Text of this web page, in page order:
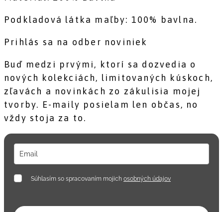
Podkladová látka maľby: 100% bavlna.
Prihlás sa na odber noviniek
Buď medzi prvými, ktorí sa dozvedia o
nových kolekciách, limitovaných kúskoch,
zľavách a novinkách zo zákulisia mojej
tvorby. E-maily posielam len občas, no
vždy stoja za to.
Súhlasím so spracovaním mojich osobných údajov